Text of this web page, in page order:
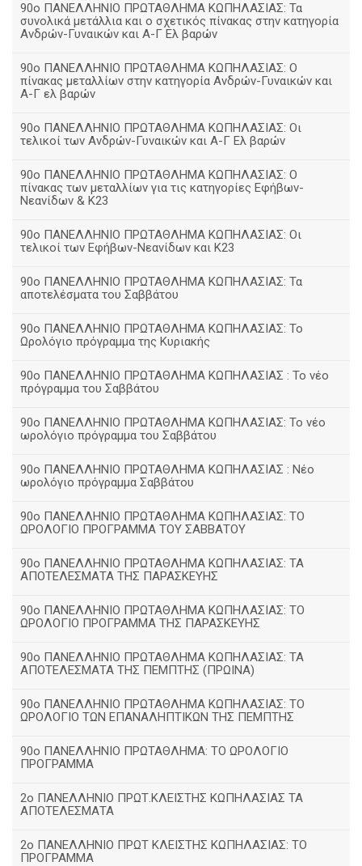
90ο ΠΑΝΕΛΛΗΝΙΟ ΠΡΩΤΑΘΛΗΜΑ ΚΩΠΗΛΑΣΙΑΣ: Τα
συνολικά μετάλλια και ο σχετικός πίνακας στην κατηγορία
Ανδρών-Γυναικών και Α-Γ Ελ βαρών
90ο ΠΑΝΕΛΛΗΝΙΟ ΠΡΩΤΑΘΛΗΜΑ ΚΩΠΗΛΑΣΙΑΣ: Ο
πίνακας μεταλλίων στην κατηγορία Ανδρών-Γυναικών και
Α-Γ ελ βαρών
90ο ΠΑΝΕΛΛΗΝΙΟ ΠΡΩΤΑΘΛΗΜΑ ΚΩΠΗΛΑΣΙΑΣ: Οι
τελικοί των Ανδρών-Γυναικών και Α-Γ Ελ βαρών
90ο ΠΑΝΕΛΛΗΝΙΟ ΠΡΩΤΑΘΛΗΜΑ ΚΩΠΗΛΑΣΙΑΣ: Ο
πίνακας των μεταλλίων για τις κατηγορίες Εφήβων-
Νεανίδων & Κ23
90ο ΠΑΝΕΛΛΗΝΙΟ ΠΡΩΤΑΘΛΗΜΑ ΚΩΠΗΛΑΣΙΑΣ: Οι
τελικοί των Εφήβων-Νεανίδων και Κ23
90o ΠΑΝΕΛΛΗΝΙΟ ΠΡΩΤΑΘΛΗΜΑ ΚΩΠΗΛΑΣΙΑΣ: Τα
αποτελέσματα του Σαββάτου
90ο ΠΑΝΕΛΛΗΝΙΟ ΠΡΩΤΑΘΛΗΜΑ ΚΩΠΗΛΑΣΙΑΣ: Το
Ωρολόγιο πρόγραμμα της Κυριακής
90ο ΠΑΝΕΛΛΗΝΙΟ ΠΡΩΤΑΘΛΗΜΑ ΚΩΠΗΛΑΣΙΑΣ : Το νέο
πρόγραμμα του Σαββάτου
90ο ΠΑΝΕΛΛΗΝΙΟ ΠΡΩΤΑΘΛΗΜΑ ΚΩΠΗΛΑΣΙΑΣ: Το νέο
ωρολόγιο πρόγραμμα του Σαββάτου
90ο ΠΑΝΕΛΛΗΝΙΟ ΠΡΩΤΑΘΛΗΜΑ ΚΩΠΗΛΑΣΙΑΣ : Νέο
ωρολόγιο πρόγραμμα Σαββάτου
90ο ΠΑΝΕΛΛΗΝΙΟ ΠΡΩΤΑΘΛΗΜΑ ΚΩΠΗΛΑΣΙΑΣ: ΤΟ
ΩΡΟΛΟΓΙΟ ΠΡΟΓΡΑΜΜΑ ΤΟΥ ΣΑΒΒΑΤΟΥ
90ο ΠΑΝΕΛΛΗΝΙΟ ΠΡΩΤΑΘΛΗΜΑ ΚΩΠΗΛΑΣΙΑΣ: ΤΑ
ΑΠΟΤΕΛΕΣΜΑΤΑ ΤΗΣ ΠΑΡΑΣΚΕΥΗΣ
90ο ΠΑΝΕΛΛΗΝΙΟ ΠΡΩΤΑΘΛΗΜΑ ΚΩΠΗΛΑΣΙΑΣ: ΤΟ
ΩΡΟΛΟΓΙΟ ΠΡΟΓΡΑΜΜΑ ΤΗΣ ΠΑΡΑΣΚΕΥΗΣ
90ο ΠΑΝΕΛΛΗΝΙΟ ΠΡΩΤΑΘΛΗΜΑ ΚΩΠΗΛΑΣΙΑΣ: ΤΑ
ΑΠΟΤΕΛΕΣΜΑΤΑ ΤΗΣ ΠΕΜΠΤΗΣ (ΠΡΩΙΝΑ)
90o ΠΑΝΕΛΛΗΝΙΟ ΠΡΩΤΑΘΛΗΜΑ ΚΩΠΗΛΑΣΙΑΣ: ΤΟ
ΩΡΟΛΟΓΙΟ ΤΩΝ ΕΠΑΝΑΛΗΠΤΙΚΩΝ ΤΗΣ ΠΕΜΠΤΗΣ
90ο ΠΑΝΕΛΛΗΝΙΟ ΠΡΩΤΑΘΛΗΜΑ: ΤΟ ΩΡΟΛΟΓΙΟ
ΠΡΟΓΡΑΜΜΑ
2ο ΠΑΝΕΛΛΗΝΙΟ ΠΡΩΤ.ΚΛΕΙΣΤΗΣ ΚΩΠΗΛΑΣΙΑΣ ΤΑ
ΑΠΟΤΕΛΕΣΜΑΤΑ
2ο ΠΑΝΕΛΛΗΝΙΟ ΠΡΩΤ ΚΛΕΙΣΤΗΣ ΚΩΠΗΛΑΣΙΑΣ: ΤΟ
ΠΡΟΓΡΑΜΜΑ